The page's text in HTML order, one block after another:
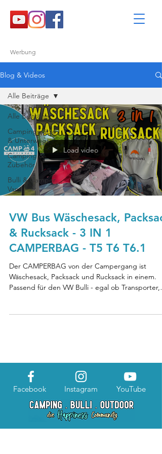
Werbung
Blog & Videos
Alle Beiträge
Campingplätze
& Unterwegs
Camping &
Zubehör
Bulli & Camper
Vans
Alle Beiträge
Load video
VW Bus Wäschesack,
& Rucksack - 3 IN 1
CAMPERBAG - T5 T6 T6.1
Der CAMPERBAG von der Campergang ist
Wäschesack, Packsack und Rucksack in einem.
Passend für den VW Bulli - egal ob Transporter,
Facebook Instagram YouTube